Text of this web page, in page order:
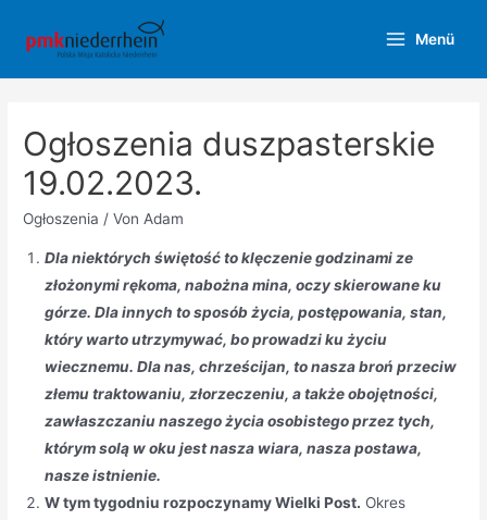
Inhalt
Menü
Ogłoszenia duszpasterskie
19.02.2023.
Ogłoszenia / VonAdam
Dla niektórych świętość to klęczenie godzinami ze
złożonymi rękoma, nabożna mina, oczy skierowane ku
górze. Dla innych to sposób życia, postępowania, stan,
który warto utrzymywać, bo prowadzi ku życiu
wiecznemu. Dla nas, chrześcijan, to nasza broń przeciw
złemu traktowaniu, złorzeczeniu, a także obojętności,
zawłaszczaniu naszego życia osobistego przez tych,
którym solą w oku jest nasza wiara, nasza postawa,
nasze istnienie.
W tym tygodniu rozpoczynamy Wielki Post. Okres